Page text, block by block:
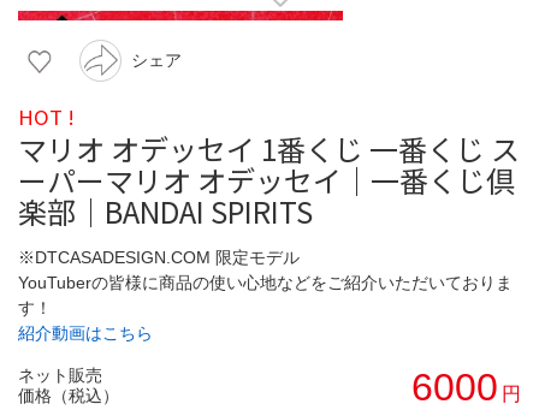
シェア
HOT !
マリオ オデッセイ 1番くじ 一番くじ ス
ーパーマリオ オデッセイ｜一番くじ倶
楽部｜BANDAI SPIRITS
※DTCASADESIGN.COM 限定モデル
YouTuberの皆様に商品の使い心地などをご紹介いただいておりま
す！
紹介動画はこちら
ネット販売
価格（税込）
6000 円